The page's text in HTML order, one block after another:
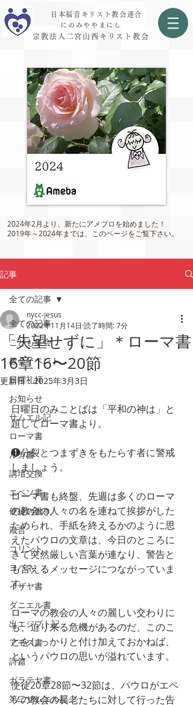
日本福音キリスト教会連合
にのみややまにし
宗教法人二宮山西キリスト教会
2024年2月より、新たにアメブロを始めました！
2019年～2024年までは、このページをご覧下さい。
記事
全ての記事
こども集会
教会イベント
日曜礼拝
お知らせ
サムエル記
ローマ書
ルカ書
講壇交換
エペソ書
使徒の働き
箴言
コリント
ヨハネ
イザヤ書
ダニエル書
出エジプト記
アモス書
詩篇
ガラテヤ書
第二サムエル記
全ての記事
「失望せずに」＊ローマ書
16章16〜20節
nycc-jesus
2022年11月14日 読了時間: 7分
更新日：2025年3月3日
日曜日のみことばは「平和の神は」と
題してローマ書より。
❶分裂とつまずきをもたらす者に警戒
しましょう。
ローマ書も終盤、先週は多くのローマ
の教会の人々の名を連ねて挨拶がした
ためられ、手紙を終えるかのように思
えたパウロの文章は、今日のところに
きて突然厳しい言葉が連なり、警告と
も言えるメッセージにつながっていま
す。
ローマの教会の人々の麗しい交わりに
も、迫り来る危機があるのだ、このこ
とをしっかりと付け加えておかねば、
というパウロの思いが溢れています。
使徒20章28節〜32節は、パウロがエペ
ソの教会の長老たちに対して行った告